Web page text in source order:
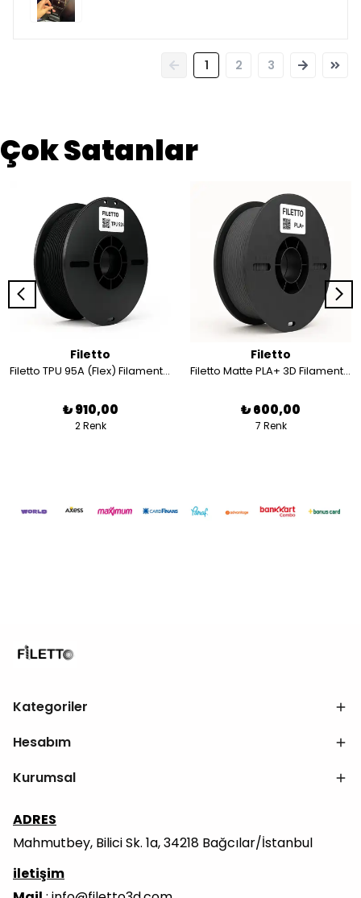
1 2 3
Çok Satanlar
Filetto
Filetto TPU 95A (Flex) Filament 1.75 mm - 800 gr
₺ 910,00
2 Renk
Filetto
Filetto Matte PLA+ 3D Filament – 1.75mm – 1KG – AMS Uyumlu
₺ 600,00
7 Renk
Kategoriler
Hesabım
Kurumsal
ADRES
Mahmutbey, Bilici Sk. 1a, 34218 Bağcılar/İstanbul
iletişim